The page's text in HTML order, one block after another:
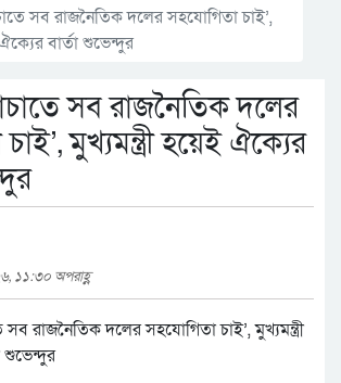
সব রাজনৈতিক দলের সহযোগিতা চাই’,
বার্তা শুভেন্দুর
সব রাজনৈতিক দলের
মুখ্যমন্ত্রী হয়েই ঐক্যের
১১:৩০ অপরাহ্ণ